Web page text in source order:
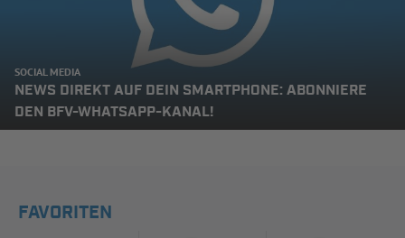
SOCIAL MEDIA
NEWS DIREKT AUF DEIN SMARTPHONE: ABONNIERE
DEN BFV-WHATSAPP-KANAL!
FAVORITEN